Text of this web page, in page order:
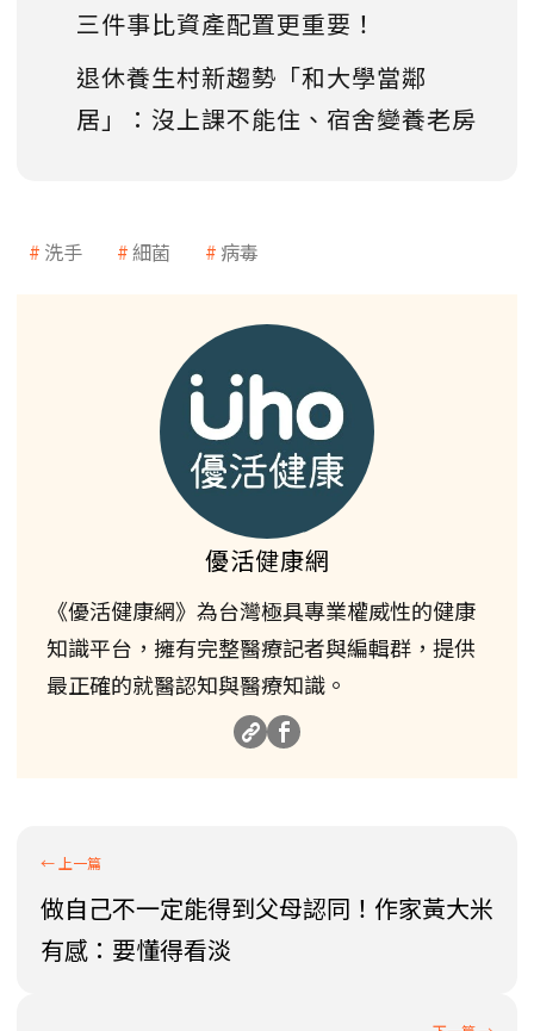
三件事比資產配置更重要！
退休養生村新趨勢「和大學當鄰
居」：沒上課不能住、宿舍變養老房
洗手 細菌 病毒
優活健康網
《優活健康網》為台灣極具專業權威性的健康
知識平台，擁有完整醫療記者與編輯群，提供
最正確的就醫認知與醫療知識。
做自己不一定能得到父母認同！作家黃大米
有感：要懂得看淡